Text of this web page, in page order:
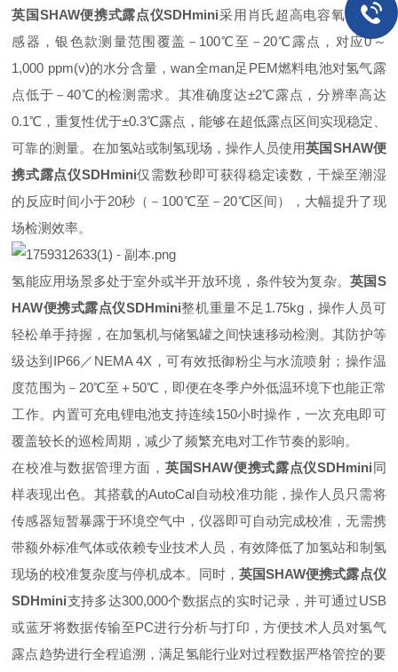
英国SHAW便携式露点仪SDHmini采用肖氏超高电容氧化铝传
感器，银色款测量范围覆盖－100℃至－20℃露点，对应0～
1,000 ppm(v)的水分含量，wan全man足PEM燃料电池对氢气露
点低于－40℃的检测需求。其准确度达±2℃露点，分辨率高达
0.1℃，重复性优于±0.3℃露点，能够在超低露点区间实现稳定、
可靠的测量。在加氢站或制氢现场，操作人员使用英国SHAW便
携式露点仪SDHmini仅需数秒即可获得稳定读数，干燥至潮湿
的反应时间小于20秒（－100℃至－20℃区间），大幅提升了现
场检测效率。
氢能应用场景多处于室外或半开放环境，条件较为复杂。英国S
HAW便携式露点仪SDHmini整机重量不足1.75kg，操作人员可
轻松单手持握，在加氢机与储氢罐之间快速移动检测。其防护等
级达到IP66／NEMA 4X，可有效抵御粉尘与水流喷射；操作温
度范围为－20℃至＋50℃，即便在冬季户外低温环境下也能正常
工作。内置可充电锂电池支持连续150小时操作，一次充电即可
覆盖较长的巡检周期，减少了频繁充电对工作节奏的影响。
在校准与数据管理方面， 英国SHAW便携式露点仪SDHmini同
样表现出色。其搭载的AutoCal自动校准功能，操作人员只需将
传感器短暂暴露于环境空气中，仪器即可自动完成校准，无需携
带额外标准气体或依赖专业技术人员，有效降低了加氢站和制氢
现场的校准复杂度与停机成本。同时，英国SHAW便携式露点仪
SDHmini支持多达300,000个数据点的实时记录，并可通过USB
或蓝牙将数据传输至PC进行分析与打印，方便技术人员对氢气
露点趋势进行全程追溯，满足氢能行业对过程数据严格管控的要